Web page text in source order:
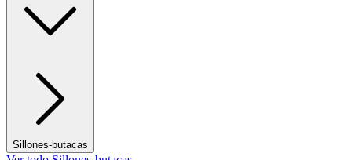
Sillones-butacas